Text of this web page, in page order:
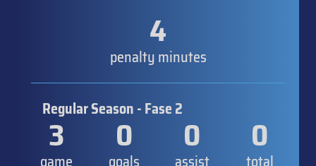
4
penalty minutes
Regular Season - Fase 2
3 0 0 0